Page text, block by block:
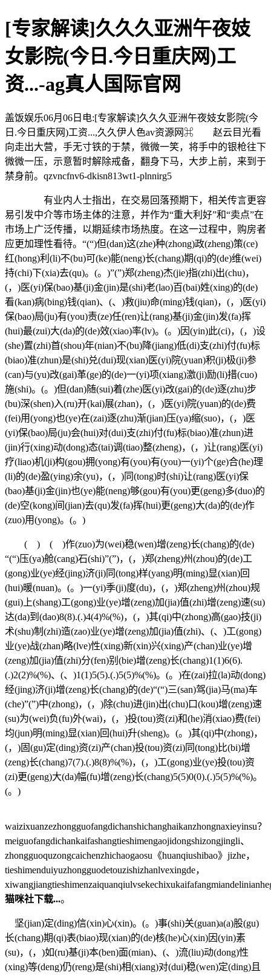
[专家解读]久久久亚洲午夜妓
女影院(今日.今日重庆网)工
资...-ag真人国际官网
盖饭娱乐06月06日电:[专家解读]久久久亚洲午夜妓女影院(今
日.今日重庆网)工资...,久久伊人色av资源网⌘ 赵云目光看
向走出大营，手无寸铁的于禁，微微一笑，将手中的银枪往下
微微一压，示意暂时解除戒备，翻身下马，大步上前，来到于
禁身前。qzvncfnv6-dkisn813wt1-plnnirg5
有业内人士指出，在交易回落预期下，相关传言更容
易引发中介等市场主体的注意，并作为“重大利好”和“卖点”在
市场上广泛传播，以期延续市场热度。在这一过程中，购房者
应更加理性看待。“(“)但(dan)这(zhe)种(zhong)政(zheng)策(ce)
红(hong)利(li)不(bu)可(ke)能(neng)长(chang)期(qi)的(de)维(wei)
持(chi)下(xia)去(qu)。(。)”(”)郑(zheng)杰(jie)指(zhi)出(chu)，
(，)医(yi)保(bao)基(ji)金(jin)是(shi)老(lao)百(bai)姓(xing)的(de)
看(kan)病(bing)钱(qian)、(、)救(jiu)命(ming)钱(qian)，(，)医(yi)
保(bao)局(ju)有(you)责(ze)任(ren)让(rang)基(ji)金(jin)发(fa)挥
(hui)最(zui)大(da)的(de)效(xiao)率(lv)。(。)因(yin)此(ci)，(，)设
(she)置(zhi)首(shou)年(nian)不(bu)降(jiang)低(di)支(zhi)付(fu)标
(biao)准(zhun)是(shi)兑(dui)现(xian)医(yi)院(yuan)积(ji)极(ji)参
(can)与(yu)改(gai)革(ge)的(de)一(yi)项(xiang)激(ji)励(li)措(cuo)
施(shi)。(。)但(dan)随(sui)着(zhe)医(yi)改(gai)的(de)逐(zhu)步
(bu)深(shen)入(ru)开(kai)展(zhan)，(，)医(yi)院(yuan)的(de)费
(fei)用(yong)也(ye)在(zai)逐(zhu)渐(jian)压(ya)缩(suo)，(，)医
(yi)保(bao)局(ju)会(hui)对(dui)支(zhi)付(fu)标(biao)准(zhun)进
(jin)行(xing)动(dong)态(tai)调(tiao)整(zheng)，(，)让(rang)医(yi)
疗(liao)机(ji)构(gou)拥(yong)有(you)有(you)一(yi)个(ge)合(he)理
(li)的(de)盈(ying)余(yu)，(，)同(tong)时(shi)让(rang)医(yi)保
(bao)基(ji)金(jin)也(ye)能(neng)够(gou)有(you)更(geng)多(duo)的
(de)空(kong)间(jian)去(qu)发(fa)挥(hui)更(geng)大(da)的(de)作
(zuo)用(yong)。(。)
( ) ( )作(zuo)为(wei)稳(wen)增(zeng)长(chang)的(de)
“(“)压(ya)舱(cang)石(shi)”(”)，(，)郑(zheng)州(zhou)的(de)工
(gong)业(ye)经(jing)济(ji)同(tong)样(yang)明(ming)显(xian)回
(hui)暖(nuan)。(。)一(yi)季(ji)度(du)，(，)郑(zheng)州(zhou)规
(gui)上(shang)工(gong)业(ye)增(zeng)加(jia)值(zhi)增(zeng)速(su)
达(da)到(dao)8(8).(.)4(4)%(%)，(，)其(qi)中(zhong)高(gao)技(ji)
术(shu)制(zhi)造(zao)业(ye)增(zeng)加(jia)值(zhi)、(、)工(gong)
业(ye)战(zhan)略(lve)性(xing)新(xin)兴(xing)产(chan)业(ye)增
(zeng)加(jia)值(zhi)分(fen)别(bie)增(zeng)长(chang)1(1)6(6).
(.)2(2)%(%)、(、)1(1)5(5).(.)5(5)%(%)。(。)在(zai)拉(la)动(dong)
经(jing)济(ji)增(zeng)长(chang)的(de)“(“)三(san)驾(jia)马(ma)车
(che)”(”)中(zhong)，(，)除(chu)进(jin)出(chu)口(kou)增(zeng)速
(su)为(wei)负(fu)外(wai)，(，)投(tou)资(zi)和(he)消(xiao)费(fei)
均(jun)明(ming)显(xian)回(hui)升(sheng)。(。)其(qi)中(zhong)，
(，)固(gu)定(ding)资(zi)产(chan)投(tou)资(zi)同(tong)比(bi)增
(zeng)长(chang)7(7).(.)8(8)%(%)，(，)工(gong)业(ye)投(tou)资
(zi)更(geng)大(da)幅(fu)增(zeng)长(chang)5(5)0(0).(.)5(5)%(%)。
(。)
waizixuanzezhongguofangdichanshichanghaikanzhongnaxieyinsu？
meiguofangdichankaifashangtieshimengaojidongshizongjingli、
zhongguoquzongcaichenzhichaogaosu《huanqiushibao》jizhe，
tieshimenduiyuzhongguodetouzishizhanlvexingde，
猫咪社下载...。
坚(jian)定(ding)信(xin)心(xin)。(。)事(shi)关(guan)a(a)股(gu)
长(chang)期(qi)表(biao)现(xian)的(de)核(he)心(xin)因(yin)素
(su)，(，)如(ru)基(ji)本(ben)面(mian)、(、)流(liu)动(dong)性
(xing)等(deng)仍(reng)是(shi)相(xiang)对(dui)稳(wen)定(ding)且